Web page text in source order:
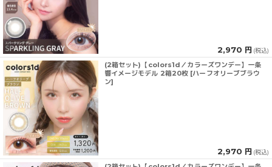
2,970 円 (税込)
(2箱セット)【colors1d／カラーズワンデー】一条
響イメージモデル 2箱20枚 [ハーフオリーブブラウ
ン]
2,970 円 (税込)